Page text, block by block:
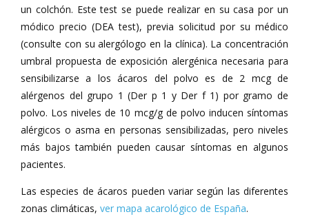
un colchón. Este test se puede realizar en su casa por un
módico precio (DEA test), previa solicitud por su médico
(consulte con su alergólogo en la clínica). La concentración
umbral propuesta de exposición alergénica necesaria para
sensibilizarse a los ácaros del polvo es de 2 mcg de
alérgenos del grupo 1 (Der p 1 y Der f 1) por gramo de
polvo. Los niveles de 10 mcg/g de polvo inducen síntomas
alérgicos o asma en personas sensibilizadas, pero niveles
más bajos también pueden causar síntomas en algunos
pacientes.
Las especies de ácaros pueden variar según las diferentes
zonas climáticas, ver mapa acarológico de España.